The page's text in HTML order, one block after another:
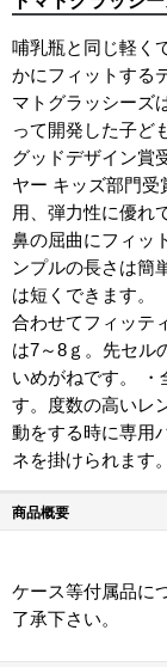
哺乳瓶と同じ軽く
かにフィットする
マトグラッシーズ
って開発した子ど
グッドデザイン賞
ヤー キッズ部門
用、弾力性に優れ
鼻の屈曲にフィッ
ンプルの長さは簡
は短くできます。
合わせてフィッテ
は7～8ｇ。先セル
いめがねです。 ・
す。度数の高いレ
動をする時に専用
ネを掛けられます。
商品概要
ケース等付属品に
了承下さい。